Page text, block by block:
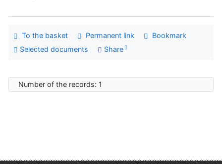
To the basket Permanent link
Bookmark
Selected documents
Share
Number of the records: 1